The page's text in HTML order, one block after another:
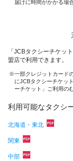
届けに時間がかかる場
「JCBタクシーチケッ
盟店で利用できます。
一部クレジットカード
にJCBタクシーチケッ
ーチケット」ご利用の
利用可能なタクシ
北海道・東北
関東
中部